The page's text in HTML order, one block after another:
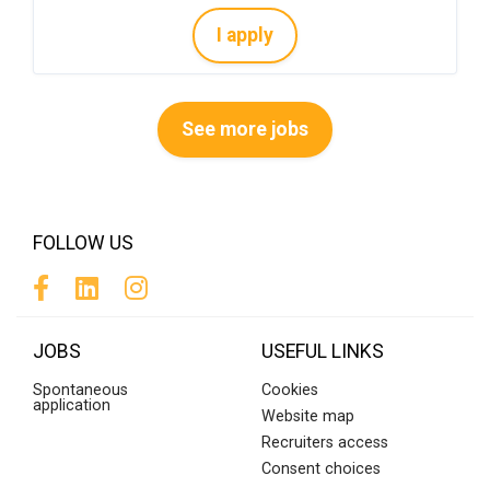
I apply
See more jobs
FOLLOW US
JOBS
Spontaneous
application
USEFUL LINKS
Cookies
Website map
Recruiters access
Consent choices